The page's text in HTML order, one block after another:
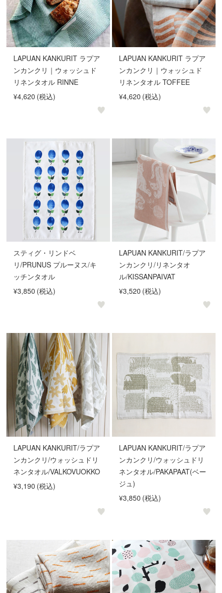
LAPUAN KANKURIT ラプア
ンカンクリ｜ウォッシュド
リネンタオル RINNE
¥4,620 (税込)
LAPUAN KANKURIT ラプア
ンカンクリ｜ウォッシュド
リネンタオル TOFFEE
¥4,620 (税込)
スティグ・リンドベ
リ/PRUNUS プルーヌス/キ
ッチンタオル
¥3,850 (税込)
LAPUAN KANKURIT/ラプア
ンカンクリ/リネンタオ
ル/KISSANPAIVAT
¥3,520 (税込)
LAPUAN KANKURIT/ラプア
ンカンクリ/ウォッシュドリ
ネンタオル/VALKOVUOKKO
¥3,190 (税込)
LAPUAN KANKURIT/ラプア
ンカンクリ/ウォッシュドリ
ネンタオル/PAKAPAAT(ベー
ジュ)
¥3,850 (税込)